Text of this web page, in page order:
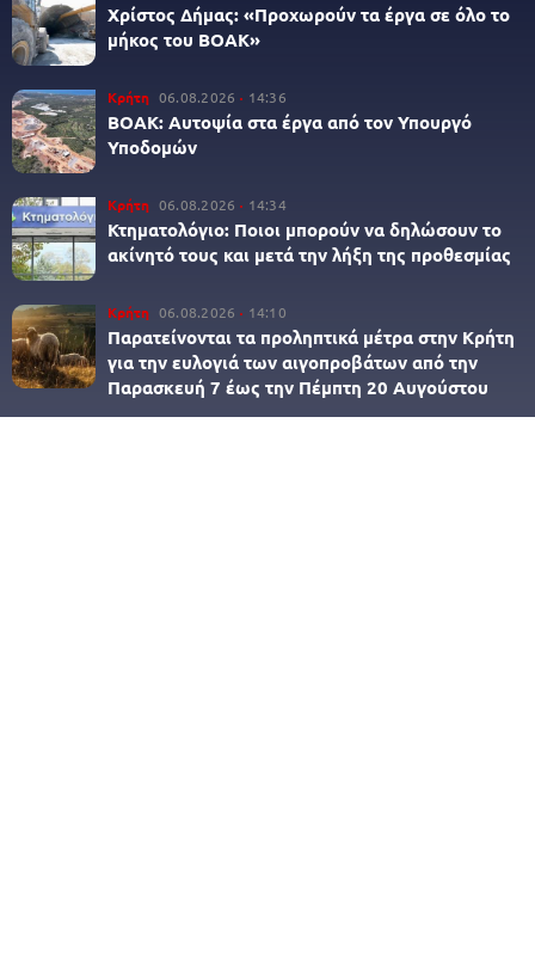
Χρίστος Δήμας: «Προχωρούν τα έργα σε όλο το
μήκος του ΒΟΑΚ»
Κρήτη 06.08.2026 14:36
ΒΟΑΚ: Αυτοψία στα έργα από τον Υπουργό
Υποδομών
Κρήτη 06.08.2026 14:34
Κτηματολόγιο: Ποιοι μπορούν να δηλώσουν το
ακίνητό τους και μετά την λήξη της προθεσμίας
Κρήτη 06.08.2026 14:10
Παρατείνονται τα προληπτικά μέτρα στην Κρήτη
για την ευλογιά των αιγοπροβάτων από την
Παρασκευή 7 έως την Πέμπτη 20 Αυγούστου